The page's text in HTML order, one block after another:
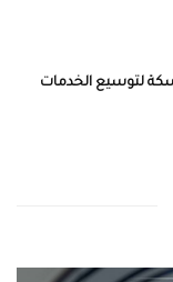
لتوسيع الخدمات